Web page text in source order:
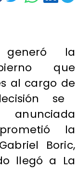
generó la
que
al cargo de
se
la
Boric,
llegó a La